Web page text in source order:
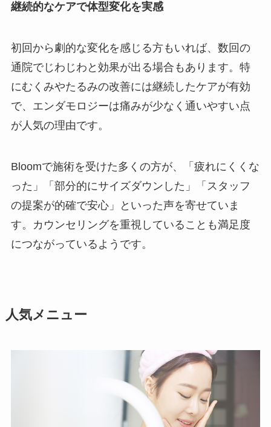
継続的なケアで体型変化を実感
初回から劇的な変化を感じる方もいれば、数回の
通院でじわじわと効果が出る場合もあります。特
にむくみやたるみの改善には継続したケアが有効
で、エンダモロジーは痛みが少なく通いやすい点
が人気の理由です。
Bloomで施術を受けた多くの方が、「疲れにくくな
った」「部分的にサイズダウンした」「スタッフ
の提案が的確で安心」といった声を寄せていま
す。カウンセリングを重視していることも満足度
につながっているようです。
人気メニュー